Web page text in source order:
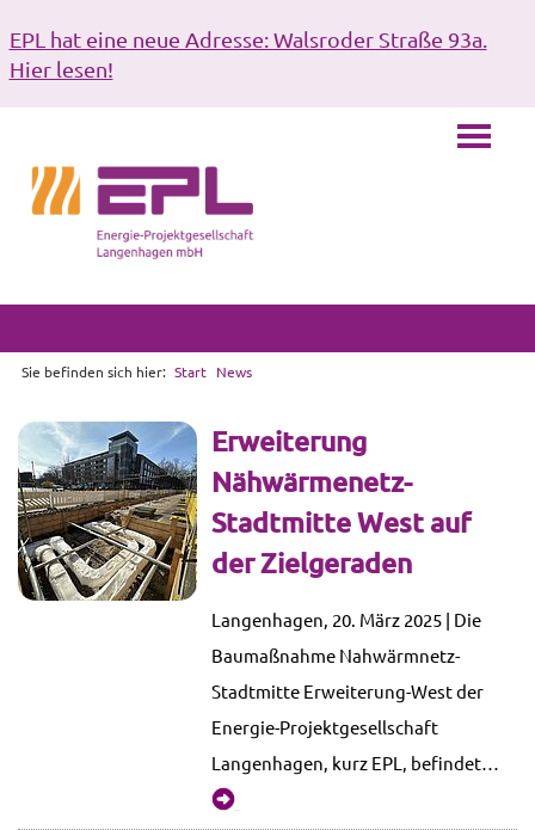
EPL hat eine neue Adresse: Walsroder Straße 93a.
Hier lesen!
Sie befinden sich hier: Start News
Erweiterung
Nähwärmenetz-
Stadtmitte West auf
der Zielgeraden
Langenhagen, 20. März 2025 | Die
Baumaßnahme Nahwärmnetz-
Stadtmitte Erweiterung-West der
Energie-Projektgesellschaft
Langenhagen, kurz EPL, befindet…